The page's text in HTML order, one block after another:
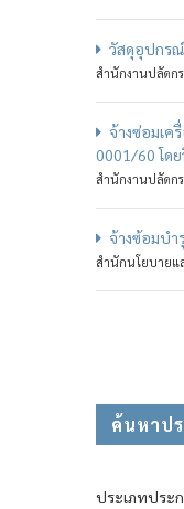
วัสดุอุปกร
สำนักงานปลัดก
จ้างซ่อมเค
0001/60 โดย
สำนักงานปลัดก
จ้างซ้อมบำ
สำนักนโยบายแ
ค้นหาป
ประเภทประ